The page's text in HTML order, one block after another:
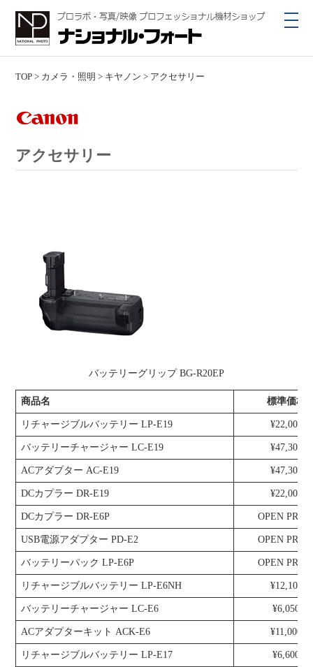
TOP > カメラ・照明 > キヤノン > アクセサリー
アクセサリー
バッテリーグリップ BG-R20EP
商品名 標準価格
リチャージブルバッテリー LP-E19 ¥22,000
バッテリーチャージャー LC-E19 ¥47,300
ACアダプター AC-E19 ¥47,300
DCカプラー DR-E19 ¥22,000
DCカプラー DR-E6P OPEN
USB電源アダプター PD-E2 OPEN
バッテリーパック LP-E6P OPEN
リチャージブルバッテリー LP-E6NH ¥12,100
バッテリーチャージャー LC-E6 ¥6,050
ACアダプターキット ACK-E6 ¥11,000
リチャージブルバッテリー LP-E17 ¥6,600